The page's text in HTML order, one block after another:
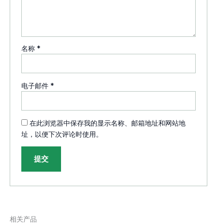
名称 *
电子邮件 *
在此浏览器中保存我的显示名称、邮箱地址和网站地
址，以便下次评论时使用。
相关产品